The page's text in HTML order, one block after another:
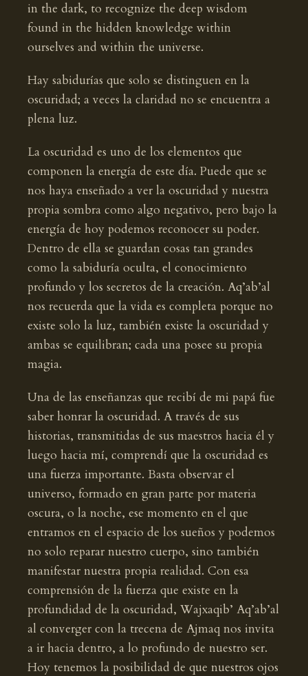
in the dark, to recognize the deep wisdom
found in the hidden knowledge within
ourselves and within the universe.
Hay sabidurías que solo se distinguen en la
oscuridad; a veces la claridad no se encuentra a
plena luz.
La oscuridad es uno de los elementos que
componen la energía de este día. Puede que se
nos haya enseñado a ver la oscuridad y nuestra
propia sombra como algo negativo, pero bajo la
energía de hoy podemos reconocer su poder.
Dentro de ella se guardan cosas tan grandes
como la sabiduría oculta, el conocimiento
profundo y los secretos de la creación. Aq’ab’al
nos recuerda que la vida es completa porque no
existe solo la luz, también existe la oscuridad y
ambas se equilibran; cada una posee su propia
magia.
Una de las enseñanzas que recibí de mi papá fue
saber honrar la oscuridad. A través de sus
historias, transmitidas de sus maestros hacia él y
luego hacia mí, comprendí que la oscuridad es
una fuerza importante. Basta observar el
universo, formado en gran parte por materia
oscura, o la noche, ese momento en el que
entramos en el espacio de los sueños y podemos
no solo reparar nuestro cuerpo, sino también
manifestar nuestra propia realidad. Con esa
comprensión de la fuerza que existe en la
profundidad de la oscuridad, Wajxaqib’ Aq’ab’al
al converger con la trecena de Ajmaq nos invita
a ir hacia dentro, a lo profundo de nuestro ser.
Hoy tenemos la posibilidad de que nuestros ojos